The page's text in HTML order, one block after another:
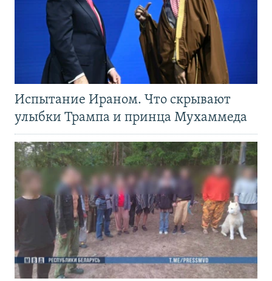
Испытание Ираном. Что скрывают
улыбки Трампа и принца Мухаммеда